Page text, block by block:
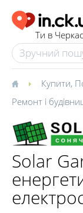
Ти в
Купити,
Ремонт і
Solar